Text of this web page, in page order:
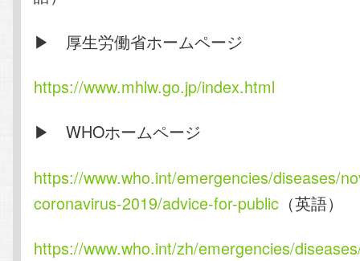
▶ 厚生労働省ホームページ
https://www.mhlw.go.jp/index.html
▶ WHOホームページ
https://www.who.int/emergencies/diseases/
coronavirus-2019/advice-for-public （英語）
https://www.who.int/zh/emergencies/